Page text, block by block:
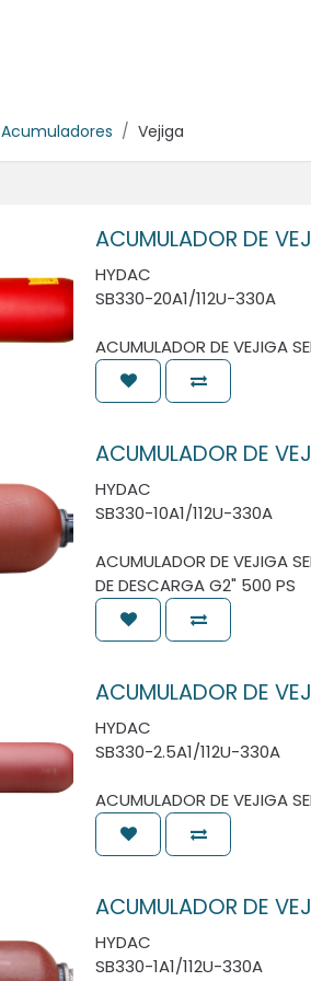
Acumuladores Vejiga
ACUMULADOR DE
HYDAC
SB330-20A1/112U-330A
ACUMULADOR DE VEJIGA
ACUMULADOR DE
HYDAC
SB330-10A1/112U-330A
ACUMULADOR DE VEJIGA
DE DESCARGA G2" 500 PS
ACUMULADOR DE
HYDAC
SB330-2.5A1/112U-330A
ACUMULADOR DE VEJIGA
ACUMULADOR DE
HYDAC
SB330-1A1/112U-330A